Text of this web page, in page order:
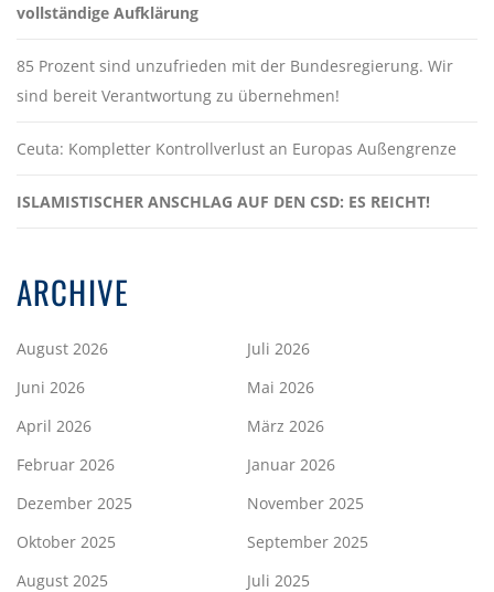
vollständige Aufklärung
85 Prozent sind unzufrieden mit der Bundesregierung. Wir
sind bereit Verantwortung zu übernehmen!
Ceuta: Kompletter Kontrollverlust an Europas Außengrenze
ISLAMISTISCHER ANSCHLAG AUF DEN CSD: ES REICHT!
ARCHIVE
August 2026
Juli 2026
Juni 2026
Mai 2026
April 2026
März 2026
Februar 2026
Januar 2026
Dezember 2025
November 2025
Oktober 2025
September 2025
August 2025
Juli 2025